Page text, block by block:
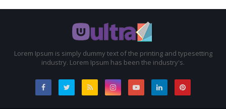
Lorem Ipsum is simply dummy text of the printing and typesetting
industry. Lorem Ipsum has been the industry's.